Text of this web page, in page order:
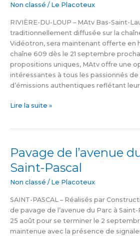
Non classé / Le Placoteux
RIVIÈRE-DU-LOUP – MAtv Bas-Saint-
traditionnellement diffusée sur la
Vidéotron, sera maintenant offerte en
chaîne 609 dès le 21 septembre
propositions uniques, MAtv offre une
intéressantes à tous les passionnés de
d’émissions authentiques reflétant
Laurent
du
neuf
au
609
Lire la suite »
Pavage de l’avenue
Saint-Pascal
Non classé / Le Placoteux
SAINT-PASCAL – Réalisés par
de pavage de l’avenue du Parc à
25 août pour se terminer le 2
maintenue avec la présence de
Pavage
l’avenue
du
à
Saint-
Pascal